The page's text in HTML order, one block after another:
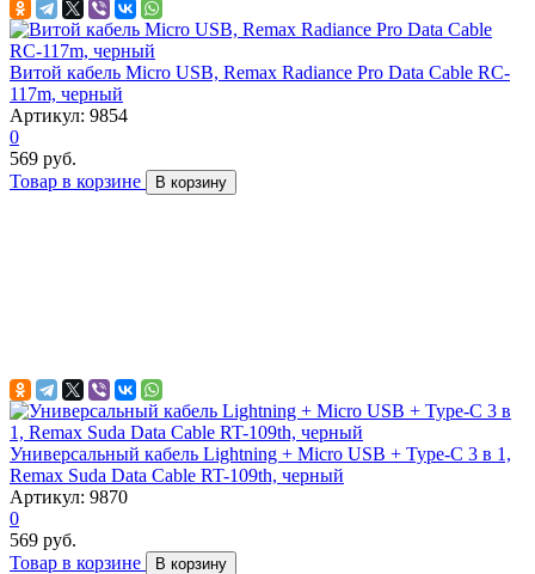
Витой кабель Micro USB, Remax Radiance Pro Data Cable RC-
117m, черный
Артикул: 9854
0
569 руб.
Товар в корзине
В корзину
Универсальный кабель Lightning + Micro USB + Type-C 3 в 1,
Remax Suda Data Cable RT-109th, черный
Артикул: 9870
0
569 руб.
Товар в корзине
В корзину